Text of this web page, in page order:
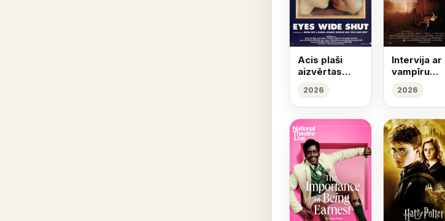
Acis plaši
aizvērtas
2026
Intervija ar
vampīru
2026